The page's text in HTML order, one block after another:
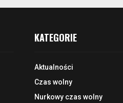
KATEGORIE
Aktualności
Czas wolny
Nurkowy czas wolny